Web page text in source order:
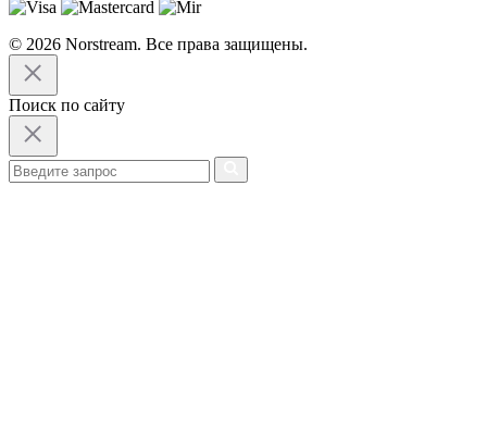
© 2026 Norstream. Все права защищены.
Поиск по сайту